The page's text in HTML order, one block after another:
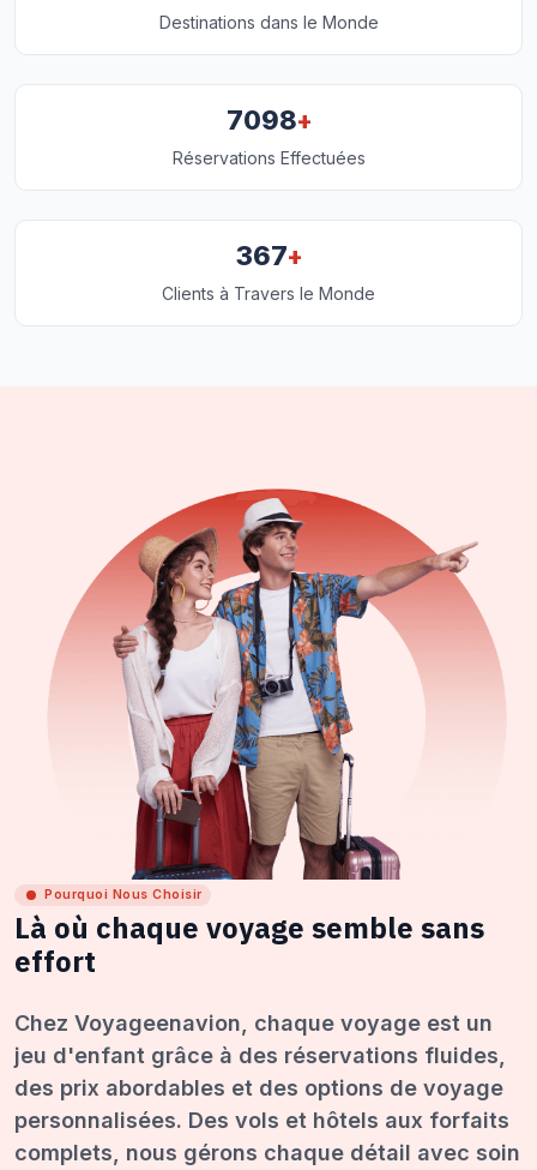
Destinations dans le Monde
7098+
Réservations Effectuées
367+
Clients à Travers le Monde
Pourquoi Nous Choisir
Là où chaque voyage semble sans
effort
Chez Voyageenavion, chaque voyage est un
jeu d'enfant grâce à des réservations fluides,
des prix abordables et des options de voyage
personnalisées. Des vols et hôtels aux forfaits
complets, nous gérons chaque détail avec soin